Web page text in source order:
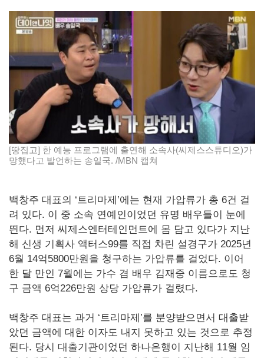
[땅집고] 한 예능 프로그램에 출연해 소속사(씨제스스튜디오)가
망했다고 발언하는 송일국. /MBN 캡쳐
백창주 대표의 ‘트리마제’에는 현재 가압류가 총 6건 걸
려 있다. 이 중 소속 연예인이었던 유명 배우들이 눈에
띈다. 먼저 씨제스엔터테인먼트에 몸 담고 있다가 지난
해 신생 기획사 액터스99를 직접 차린 설경구가 2025년
6월 14억5800만원을 청구하는 가압류를 걸었다. 이어
한 달 만인 7월에는 가수 겸 배우 김재중 이름으로도 청
구 금액 6억226만원 상당 가압류가 걸렸다.
백창주 대표는 과거 ‘트리마제’를 분양받으면서 대출받
았던 금액에 대한 이자도 내지 못하고 있는 것으로 추정
된다. 당시 대출기관이었던 하나은행이 지난해 11월 임